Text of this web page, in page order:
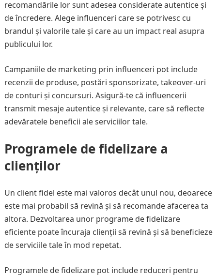
recomandările lor sunt adesea considerate autentice și
de încredere. Alege influenceri care se potrivesc cu
brandul și valorile tale și care au un impact real asupra
publicului lor.
Campaniile de marketing prin influenceri pot include
recenzii de produse, postări sponsorizate, takeover-uri
de conturi și concursuri. Asigură-te că influencerii
transmit mesaje autentice și relevante, care să reflecte
adevăratele beneficii ale serviciilor tale.
Programele de fidelizare a
clienților
Un client fidel este mai valoros decât unul nou, deoarece
este mai probabil să revină și să recomande afacerea ta
altora. Dezvoltarea unor programe de fidelizare
eficiente poate încuraja clienții să revină și să beneficieze
de serviciile tale în mod repetat.
Programele de fidelizare pot include reduceri pentru